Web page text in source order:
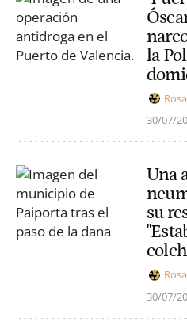
la
30/07/
Una
su
30/07/